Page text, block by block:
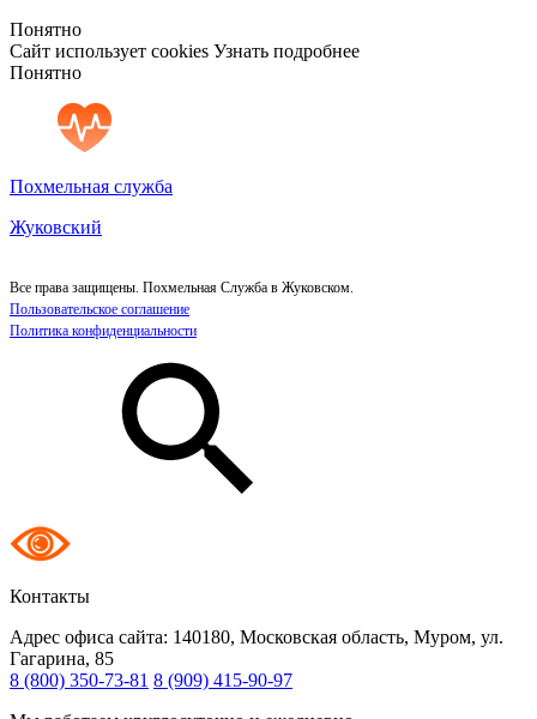
Понятно
Сайт использует cookies Узнать подробнее
Понятно
Похмельная служба
Жуковский
Все права защищены. Похмельная Служба в Жуковском.
Пользовательское соглашение
Политика конфиденциальности
Контакты
Адрес офиса сайта: 140180, Московская область, Муром, ул.
Гагарина, 85
8 (800) 350-73-81 8 (909) 415-90-97